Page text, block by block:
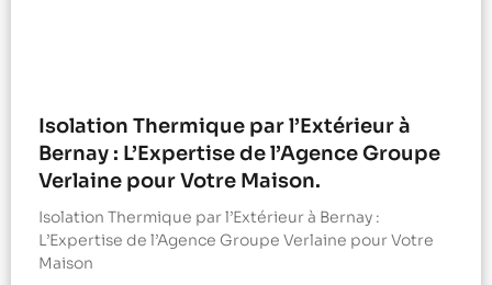
Isolation Thermique par l’Extérieur à
Bernay : L’Expertise de l’Agence Groupe
Verlaine pour Votre Maison.
Isolation Thermique par l’Extérieur à Bernay :
L’Expertise de l’Agence Groupe Verlaine pour Votre
Maison